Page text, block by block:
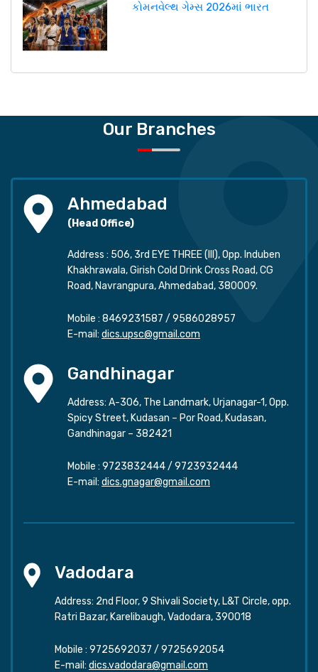
કોમનવેલ્થ ગેમ્સ 2026માં ભારત
Our Branches
Ahmedabad
(Head Office)
Address : 506, 3rd EYE THREE (III), Opp. Induben
Khakhrawala, Girish Cold Drink Cross Road, CG
Road, Navrangpura, Ahmedabad, 380009.
Mobile : 8469231587 / 9586028957
E-mail: dics.upsc@gmail.com
Gandhinagar
Address: A-306, The Landmark, Urjanagar-1, Opp.
Spicy Street, Kudasan – Por Road, Kudasan,
Gandhinagar – 382421
Mobile : 9723832444/ 9723932444
E-mail: dics.gnagar@gmail.com
Vadodara
Address: 2nd Floor, 9 Shivali Society, L&T Circle, opp.
Ratri Bazar, Karelibaugh, Vadodara, 390018
Mobile : 9725692037 / 9725692054
E-mail: dics.vadodara@gmail.com